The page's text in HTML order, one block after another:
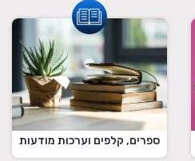
ספרים, קלפים וערכות מודעות